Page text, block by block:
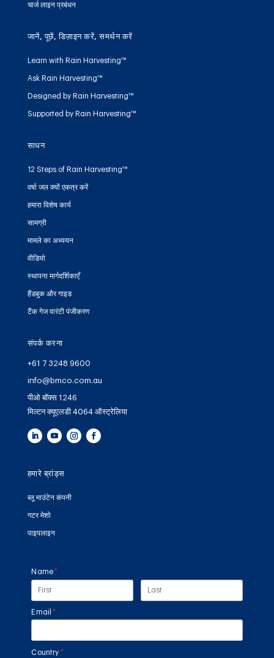
चार्ज लाइन प्रबंधन
जानें, पूछें, डिज़ाइन करें, समर्थन करें
Learn with Rain Harvesting™
Ask Rain Harvesting™
Designed by Rain Harvesting™
Supported by Rain Harvesting™
साधन
12 Steps of Rain Harvesting™
वर्षा जल क्यों एकत्र करें
हमारा विशेष कार्य
सामग्री
मामले का अध्ययन
वीडियो
स्थापना मार्गदर्शिकाएँ
हैंडबुक और गाइड
टैंक गेज वारंटी पंजीकरण
संपर्क करना
+61 7 3248 9600
info@bmco.com.au
पीओ बॉक्स 1246
मिल्टन क्यूएलडी 4064 ऑस्ट्रेलिया
हमारे ब्रांड्स
ब्लू माउंटेन कंपनी
गटर मेशो
पाइपलाइन
Name *
(required)
Email *
(required)
Country *
(required)